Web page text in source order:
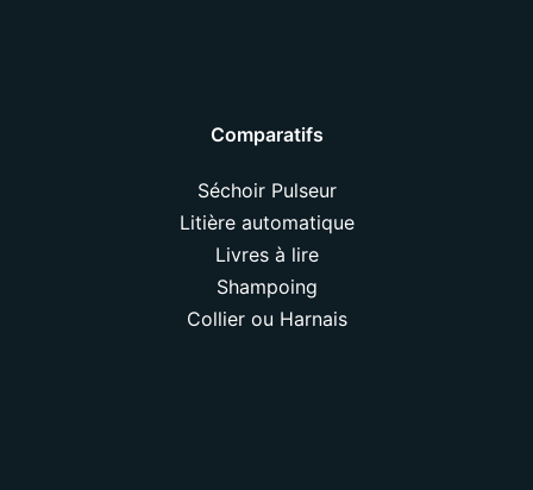
Comparatifs
Séchoir Pulseur
Litière automatique
Livres à lire
Shampoing
Collier ou Harnais